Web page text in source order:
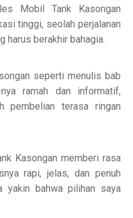
Mobil Tank Kasongan
tinggi, seolah perjalanan
harus berakhir bahagia.
seperti menulis bab
ramah dan informatif,
pembelian terasa ringan
Kasongan memberi rasa
rapi, jelas, dan penuh
yakin bahwa pilihan saya